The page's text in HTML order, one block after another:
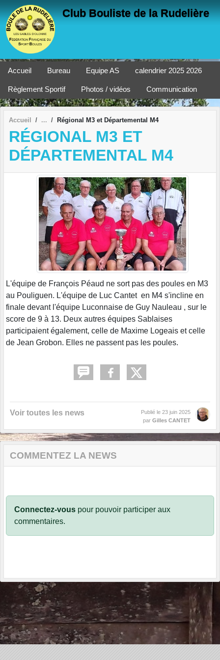
Club Bouliste de la Rudelière
Accueil Bureau Equipe AS calendrier 2025 2026
Règlement Sportif Photos / vidéos Communication
Accueil Régional M3 et Départemental M4
RÉGIONAL M3 ET
DÉPARTEMENTAL M4
L'équipe de François Péaud ne sort pas des poules en M3
au Pouliguen. L'équipe de Luc Cantet en M4 s'incline en
finale devant l'équipe Luconnaise de Guy Nauleau , sur le
score de 9 à 13. Deux autres équipes Sablaises
participaient également, celle de Maxime Logeais et celle
de Jean Grobon. Elles ne passent pas les poules.
Voir toutes les news Publié le 23 juin 2025
par Gilles CANTET
COMMENTEZ LA NEWS
Connectez-vous pour pouvoir participer aux
commentaires.
Panneau de gestion des cookies